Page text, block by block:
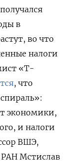
в
во что
налоги
«Т-
, что
экономики,
и налоги
ВШЭ,
Мстислав